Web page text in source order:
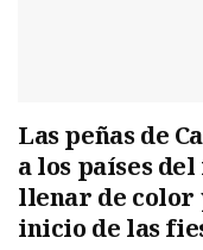
Las peñas de
a los países
llenar de color
inicio de las